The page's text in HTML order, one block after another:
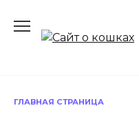
содержанию
ГЛАВНАЯ СТРАНИЦА